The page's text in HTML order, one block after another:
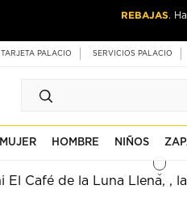
REBAJAS.
TARJETA PALACIO SERVICIOS PALACIO
MUJER HOMBRE NIÑOS